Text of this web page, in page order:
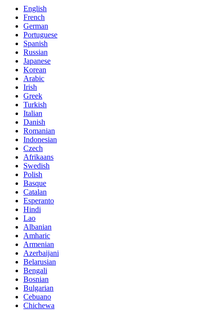
English
French
German
Portuguese
Spanish
Russian
Japanese
Korean
Arabic
Irish
Greek
Turkish
Italian
Danish
Romanian
Indonesian
Czech
Afrikaans
Swedish
Polish
Basque
Catalan
Esperanto
Hindi
Lao
Albanian
Amharic
Armenian
Azerbaijani
Belarusian
Bengali
Bosnian
Bulgarian
Cebuano
Chichewa